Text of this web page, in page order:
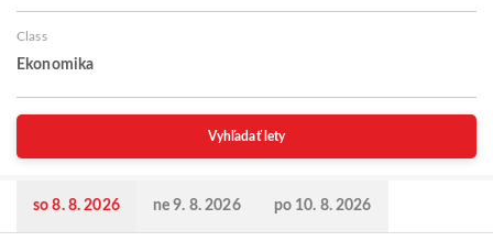
Class
Ekonomika
Vyhľadať lety
so 8. 8. 2026 ne 9. 8. 2026 po 10. 8. 2026